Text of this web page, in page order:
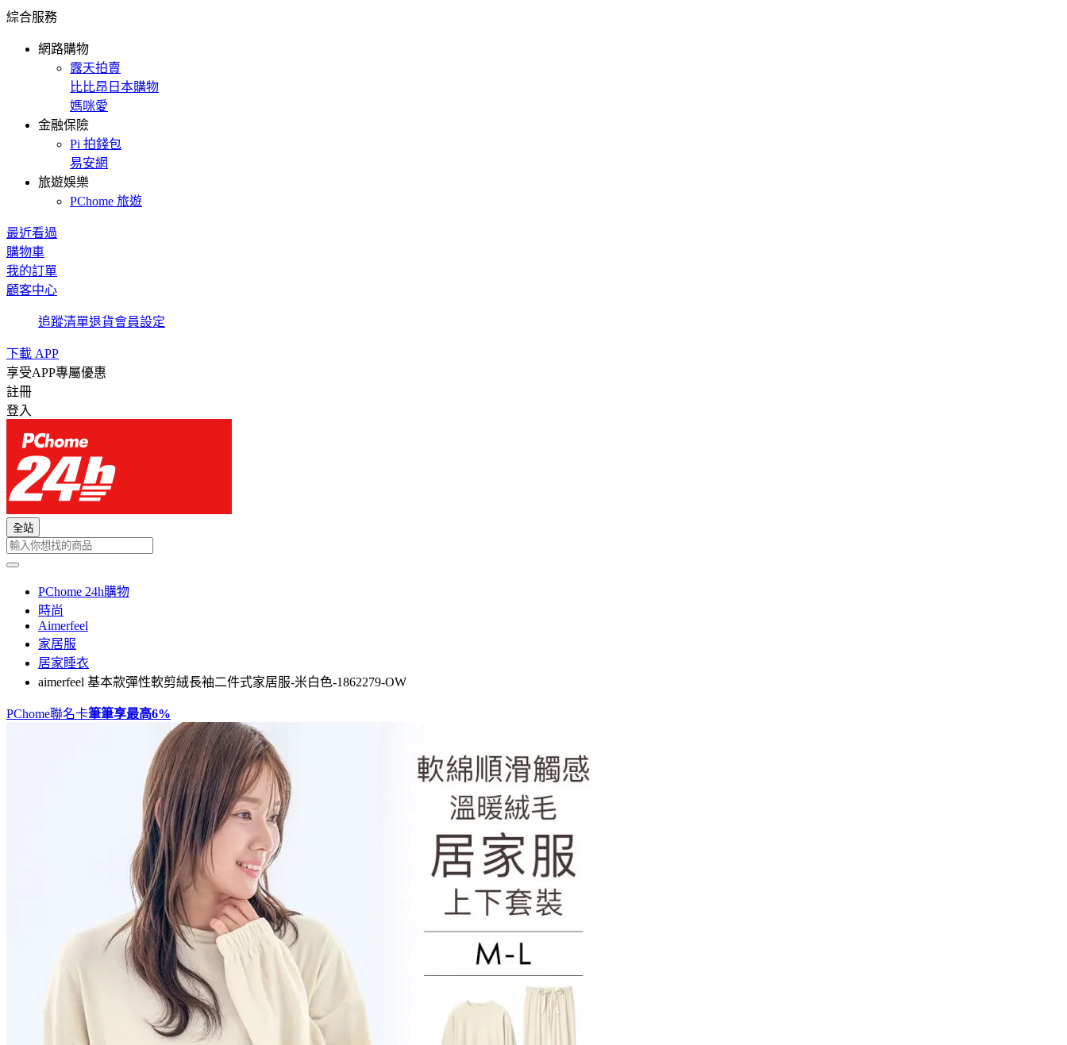
綜合服務
網路購物
露天拍賣
比比昂日本購物
媽咪愛
金融保險
Pi 拍錢包
易安網
旅遊娛樂
PChome 旅遊
最近看過
購物車
我的訂單
顧客中心
追蹤清單退貨會員設定
下載 APP
享受APP專屬優惠
註冊
登入
全站
PChome 24h購物
時尚
Aimerfeel
家居服
居家睡衣
aimerfeel 基本款彈性軟剪絨長袖二件式家居服-米白色-1862279-OW
PChome聯名卡筆筆享最高6%